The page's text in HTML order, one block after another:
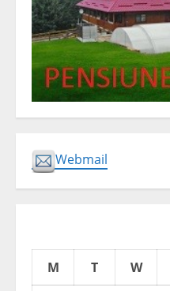
Webmail
M T W